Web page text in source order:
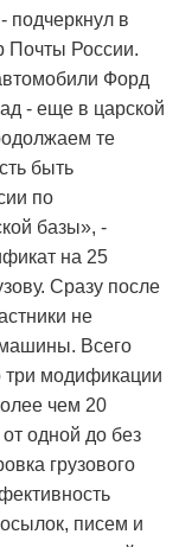
подчеркнул в
Почты России.
Форд
- еще в царской
те
быть
по
базы», -
на 25
Сразу после
не
Всего
три модификации
чем 20
одной до без
грузового
писем и